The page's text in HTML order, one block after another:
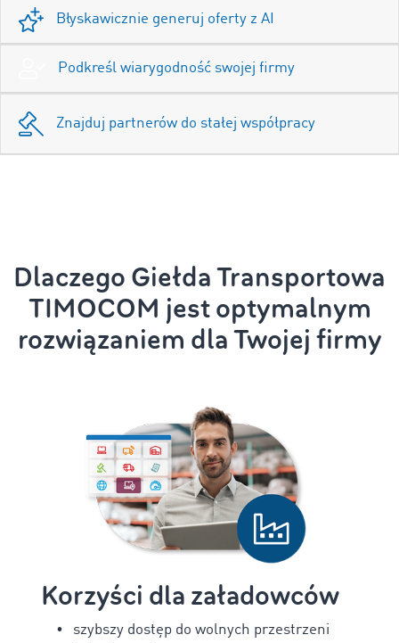
Błyskawicznie generuj oferty z AI
Podkreśl wiarygodność swojej firmy
Znajduj partnerów do stałej współpracy
Dlaczego Giełda Transportowa
TIMOCOM jest optymalnym
rozwiązaniem dla Twojej firmy
Korzyści dla załadowców
szybszy dostęp do wolnych przestrzeni